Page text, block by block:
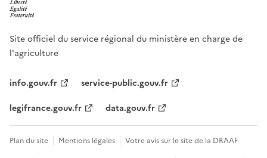
Site officiel du service régional du ministère en charge de
l'agriculture
info.gouv.fr
service-public.gouv.fr
legifrance.gouv.fr
data.gouv.fr
Plan du site Mentions légales
Votre avis sur le site de la DRAAF